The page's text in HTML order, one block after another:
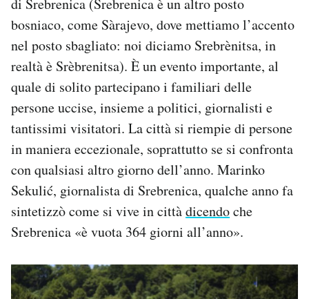
bosniaco, come Sàrajevo, dove mettiamo l’accento
nel posto sbagliato: noi diciamo Srebrènitsa, in
realtà è Srèbrenitsa). È un evento importante, al
quale di solito partecipano i familiari delle
persone uccise, insieme a politici, giornalisti e
tantissimi visitatori. La città si riempie di persone
in maniera eccezionale, soprattutto se si confronta
con qualsiasi altro giorno dell’anno. Marinko
Sekulić, giornalista di Srebrenica, qualche anno fa
sintetizzò come si vive in cittàdicendoche
Srebrenica «è vuota 364 giorni all’anno».